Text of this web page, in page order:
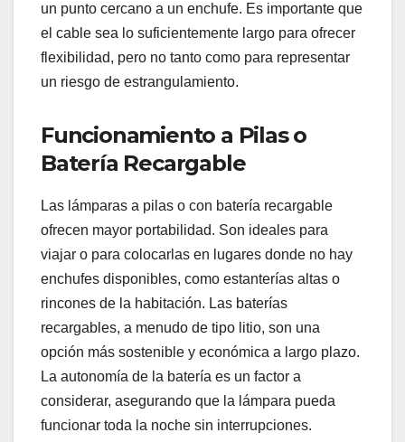
un punto cercano a un enchufe. Es importante que
el cable sea lo suficientemente largo para ofrecer
flexibilidad, pero no tanto como para representar
un riesgo de estrangulamiento.
Funcionamiento a Pilas o
Batería Recargable
Las lámparas a pilas o con batería recargable
ofrecen mayor portabilidad. Son ideales para
viajar o para colocarlas en lugares donde no hay
enchufes disponibles, como estanterías altas o
rincones de la habitación. Las baterías
recargables, a menudo de tipo litio, son una
opción más sostenible y económica a largo plazo.
La autonomía de la batería es un factor a
considerar, asegurando que la lámpara pueda
funcionar toda la noche sin interrupciones.